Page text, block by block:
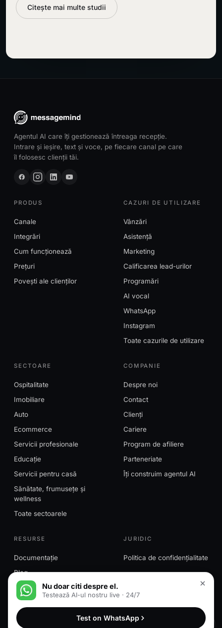
Citește mai multe studii
Agentul AI care îți gestionează întreaga recepție.
Intrare și ieșire, text și voce, pe fiecare canal pe care
îl folosesc clienții tăi.
PRODUS
Canale
Integrări
Cum funcționează
Prețuri
Povești ale clienților
CAZURI DE UTILIZARE
Vânzări
Asistență
Marketing
Calificarea lead-urilor
Programări
AI vocal
WhatsApp
Instagram
Toate cazurile de utilizare
SECTOARE
Ospitalitate
Imobiliare
Auto
Ecommerce
Servicii profesionale
Educație
Servicii pentru casă
Sănătate, frumusețe și
wellness
Toate sectoarele
COMPANIE
Despre noi
Contact
Clienți
Cariere
Program de afiliere
Parteneriate
Îți construim agentul AI
RESURSE
Documentație
Blog
JURIDIC
Politica de confidențialitate
© 2026 MessageMind™. Toate drepturile rezervate.
MessageMind™ este o marcă a HN Ventures LLC.
Nu doar citi despre el.
Testează AI-ul nostru live · 24/7
Test on WhatsApp